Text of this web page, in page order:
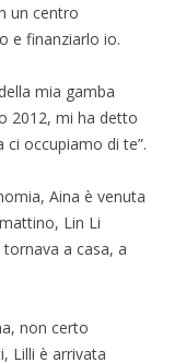
un centro
e finanziarlo io.
mia gamba
2012, mi ha detto
ci occupiamo di te”.
Aina è venuta
Lin Li
a casa, a
non certo
Lilli è arrivata